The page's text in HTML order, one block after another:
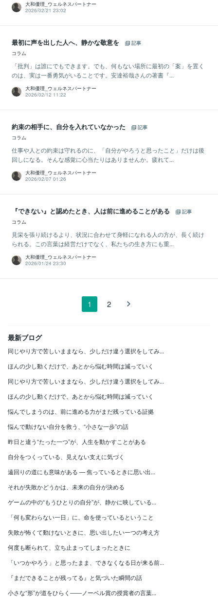
大和優理_ウェルネスパートナー
2026/02/21 23:02
最初に声を出した人へ、静かな敬意を
記事
コラム
「批判」は誰にでもできます。でも、何もない場所に最初の「案」を置く
のは、実は一番勇気がいることです。安達裕哉さんの著書『...
大和優理_ウェルネスパートナー
2026/02/12 11:22
約束の相手に、自分を入れていなかった
記事
コラム
仕事や人との約束は守れるのに、「自分がやろうと思ったこと」だけは後
回しになる。そんな感覚に心当たりはありませんか。疲れて...
大和優理_ウェルネスパートナー
2026/02/07 01:26
『できない』と認めたとき、人は前に進めることがある
記事
コラム
見栄を張り続けるより、状況に合わせて身軽になれる人の方が、長く続け
られる。この言葉は経営だけでなく、私たちの生き方にも重...
大和優理_ウェルネスパートナー
2026/01/24 23:30
1 2
最新ブログ
同じやり方で苦しいままなら、少しだけ違う選択をしてみ...
ほんの少し動くだけで、あとから悩む時間は減っていく
同じやり方で苦しいままなら、少しだけ違う選択をしてみ...
ほんの少し動くだけで、あとから悩む時間は減っていく
悩んでしまうのは、前に進める力がまだ残っている証拠
悩んで動けない自分を救う、“小さな一歩”の話
昨日と違う“たった一つ”が、人生を動かすことがある
自分をつくっている、見えない支えに気づく
遠回りの道にも意味がある ― 焦っているときに思い出...
それが失敗かどうかは、未来の自分が決める
ゲームの中の“もうひとりの自分”が、静かに映している...
「何も変わらない一日」に、命を使っているということ
失敗が怖くて動けないときに、思い出したい一つの考え方
何度も断られて、立ち止まってしまったときに
「いつかやろう」と思ったまま、できなくなる日が来る前...
『まだできることが残ってる』と気づいた瞬間の話
小さな“形”が道をひらく――ノーベル賞の授賞者の言葉...